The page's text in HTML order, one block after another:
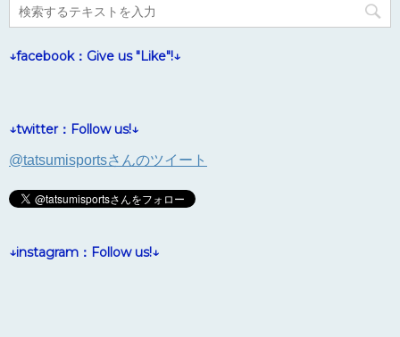
↓facebook：Give us "Like"!↓
↓twitter：Follow us!↓
@tatsumisportsさんのツイート
↓instagram：Follow us!↓